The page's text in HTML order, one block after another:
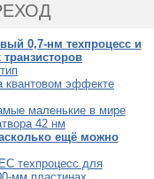
0,7-нм техпроцесс и
квантовом эффекте
маленькие в мире
42 нм
ещё можно
техпроцесс для